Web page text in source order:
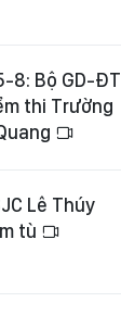
8: Bộ GD-ĐT
thi Trường
Lê Thúy
tù